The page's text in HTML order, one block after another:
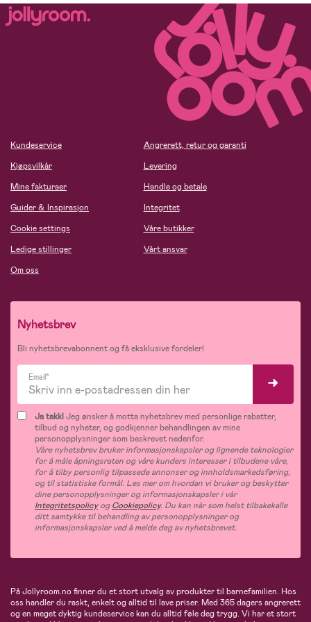
Kundeservice
Kjøpsvilkår
Mine fakturaer
Guider & Inspirasjon
Cookie settings
Ledige stillinger
Om oss
Angrerett, retur og garanti
Levering
Handle og betale
Integritet
Våre butikker
Vårt ansvar
Nyhetsbrev
Bli nyhetsbrevabonnent og få eksklusive fordeler!
Email*
Ja takk!Jeg ønsker å motta nyhetsbrev med personlige rabatter,
tilbud og nyheter, og godkjenner behandlingen av mine
personopplysninger som beskrevet nedenfor.
Våre nyhetsbrev bruker informasjonskapsler og lignende teknologier
for å måle åpningsraten og våre kunders interesser i tilbudene våre,
for å tilby personlig tilpassede annonser og innholdsmarkedsføring,
og til statistiske formål. Les mer om hvordan vi bruker og beskytter
dine personopplysninger og informasjonskapsler i vår
IntegritetspolicyogCookiepolicy. Du kan når som helst tilbakekalle
ditt samtykke til behandling av personopplysninger og
informasjonskapsler ved å melde deg av nyhetsbrevet.
På Jollyroom.no finner du et stort utvalg av produkter til barnefamilien. Hos
oss handler du raskt, enkelt og alltid til lave priser. Med 365 dagers angrerett
og en meget dyktig kundeservice kan du alltid føle deg trygg. Vi har et stort